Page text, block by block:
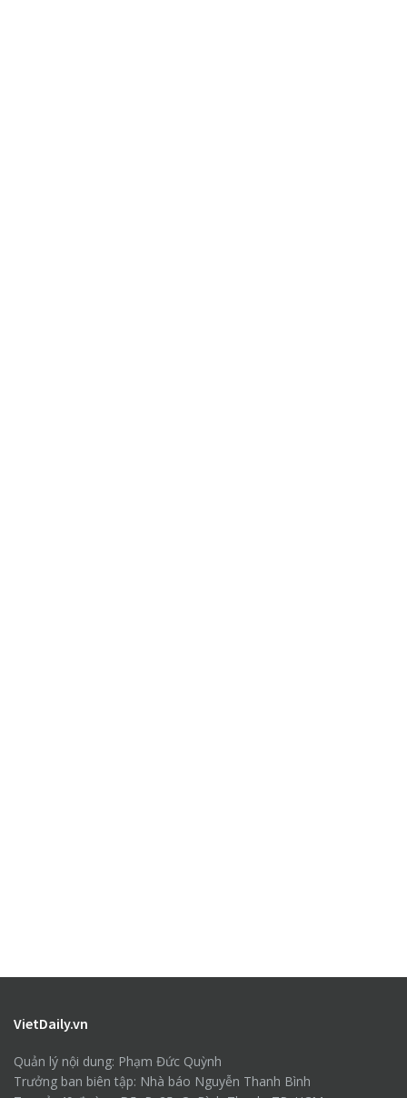
VietDaily.vn
Quản lý nội dung: Phạm Đức Quỳnh
Trưởng ban biên tập: Nhà báo Nguyễn Thanh Bình